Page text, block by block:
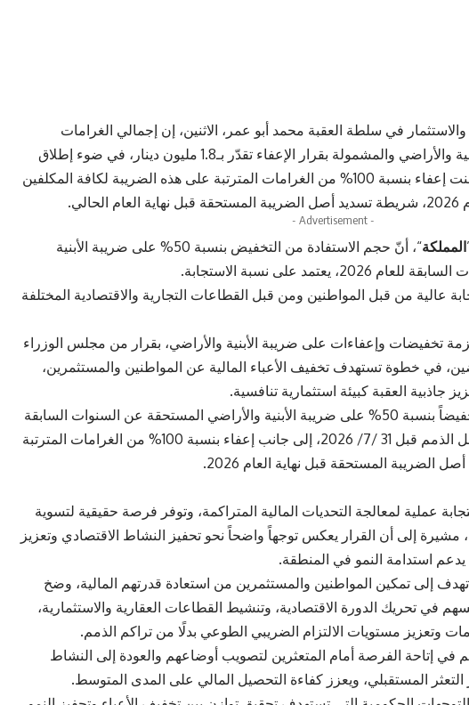
في سلطة العقبة محمد أبو عمر، الاثنين، إن إجمالي الغرامات
المالية المترتبة على ضريبة الأبنية والأراضي والمشمولة بقرار الإعفاء تقدّر بـ1.8 مليون دينار، في ضوء إطلاق
حزمة تخفيضات وإعفاءات تضمنت إعفاء بنسبة 100% من الغرامات المترتبة على هذه الضريبة لكافة المكلفين
- Advertisement -
المملكة
“، أنّ حجم الاستفادة من التخفيض بنسبة 50% على ضريبة الأبنية
على نسبة الاستجابة.
عالية من قبل المواطنين ومن قبل القطاعات التجارية والاقتصادية المختلفة
تخفيضات وإعفاءات على ضريبة الأبنية والأراضي، بقرار من مجلس الوزراء
في خطوة تستهدف تخفيف الأعباء المالية عن المواطنين والمستثمرين،
جاذبية العقبة كبيئة استثمارية تنافسية.
وأوضحت أنّ الحزمة تضمنت تخفيضاً بنسبة 50% على ضريبة الأبنية والأراضي المستحقة عن السنوات السابقة
للعام 2026، شريطة تسديد كامل الذمم قبل 31 /7/ 2026، إلى جانب إعفاء بنسبة 100% من الغرامات المترتبة
الضريبة المستحقة قبل نهاية العام 2026.
عملية لمعالجة التحديات المالية المتراكمة، وتوفر فرصة حقيقية لتسوية
إلى أن القرار يعكس توجهاً واضحاً نحو تحفيز النشاط الاقتصادي وتعزيز
استدامة النمو في المنطقة.
إلى تمكين المواطنين والمستثمرين من استعادة قدرتهم المالية، وضخ
في تحريك الدورة الاقتصادية، وتنشيط القطاعات العقارية والاستثمارية،
وتعزيز مستويات الالتزام الضريبي الطوعي بدلًا من تراكم الذمم.
إتاحة الفرصة أمام المتعثرين لتصويب أوضاعهم والعودة إلى النشاط
المستقبلي، ويعزز كفاءة التحصيل المالي على المدى المتوسط.